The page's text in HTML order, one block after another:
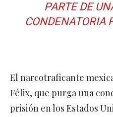
PARTE DE
CONDENATORIA
El narcotraficante
Félix, que purga una
prisión en los Estados